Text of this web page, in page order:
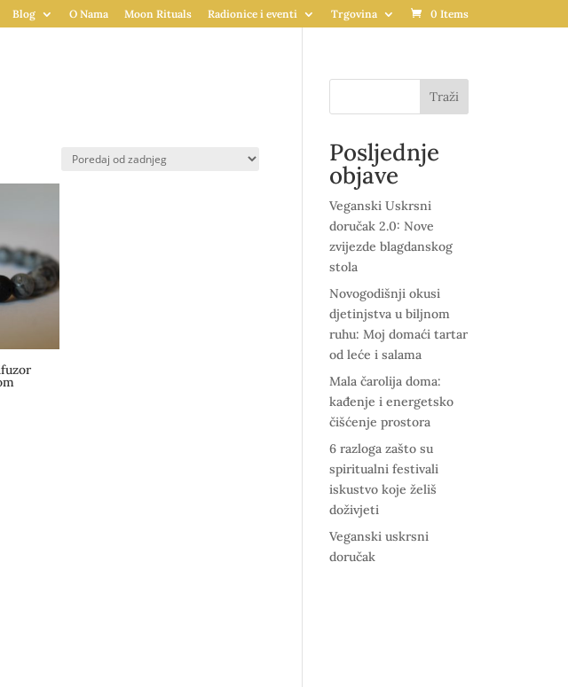
Blog O Nama Moon Rituals Radionice i eventi Trgovina 0 Items
Traži
Posljednje
objave
Veganski Uskrsni
doručak 2.0: Nove
zvijezde blagdanskog
stola
Novogodišnji okusi
djetinjstva u biljnom
ruhu: Moj domaći tartar
od leće i salama
Mala čarolija doma:
kađenje i energetsko
čišćenje prostora
6 razloga zašto su
spiritualni festivali
iskustvo koje želiš
doživjeti
Veganski uskrsni
doručak